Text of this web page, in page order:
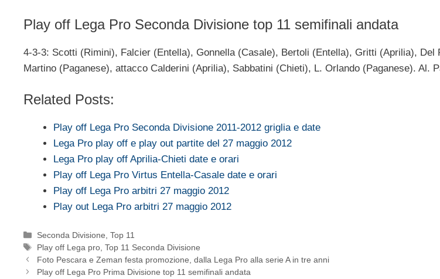
Play off Lega Pro Seconda Divisione top 11 semifinali andata
4-3-3: Scotti (Rimini), Falcier (Entella), Gonnella (Casale), Bertoli (Entella), Gritti (Aprilia), Del
Martino (Paganese), attacco Calderini (Aprilia), Sabbatini (Chieti), L. Orlando (Paganese). Al.
Related Posts:
Play off Lega Pro Seconda Divisione 2011-2012 griglia e date
Lega Pro play off e play out partite del 27 maggio 2012
Lega Pro play off Aprilia-Chieti date e orari
Play off Lega Pro Virtus Entella-Casale date e orari
Play off Lega Pro arbitri 27 maggio 2012
Play out Lega Pro arbitri 27 maggio 2012
Categorie
Seconda Divisione ,Top 11
Tag
Play off Lega pro ,Top 11 Seconda Divisione
Foto Pescara e Zeman festa promozione, dalla Lega Pro alla serie A in tre anni
Play off Lega Pro Prima Divisione top 11 semifinali andata